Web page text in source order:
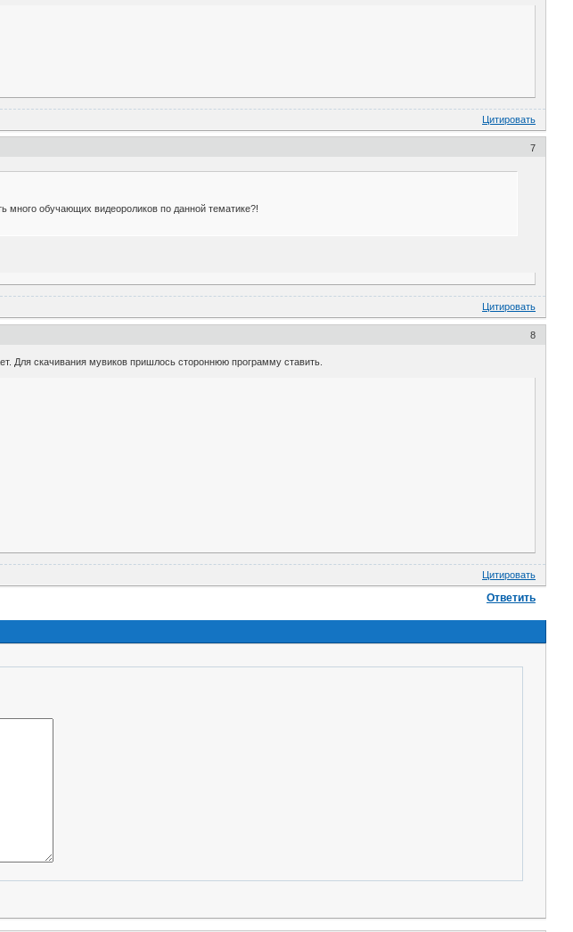
Цитировать
7
обучающих видеороликов по данной тематике?!
Цитировать
8
Для скачивания мувиков пришлось стороннюю программу ставить.
Цитировать
Ответить